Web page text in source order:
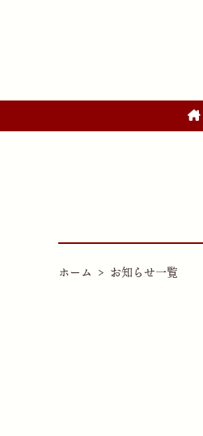
ホーム
お知らせ一覧